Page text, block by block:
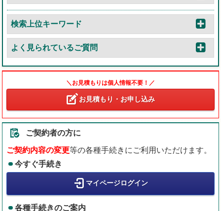
検索上位キーワード
よく見られているご質問
＼お見積もりは個人情報不要！／
お見積もり・お申し込み
ご契約者の方に
ご契約内容の変更等の各種手続きにご利用いただけます。
今すぐ手続き
マイページログイン
各種手続きのご案内